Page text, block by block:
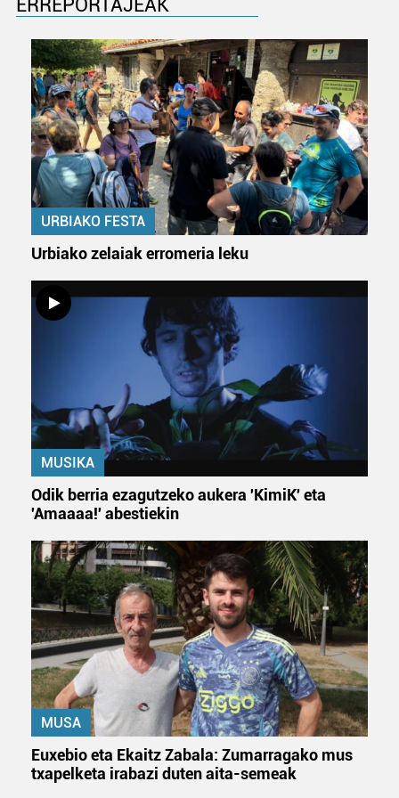
zure baimena Cookieen adierazpenean.
Webgune honek cookie propioak eta hirugarrenen cookie-
fitxategiak erabiltzen ditu. Zure esperientzia eta
zerbitzuak hobetzeko asmoz, cookie teknologiaz
baliatzen gara. Ohar hau onartuz gero, teknologia hori
erabiltzeko baimen esplizitua ematen diguzu.Gehiago
irakurri
ERREPORTAJEAK
URBIAKO FESTA
Urbiako zelaiak erromeria leku
MUSIKA
Odik berria ezagutzeko aukera 'KimiK' eta
'Amaaaa!' abestiekin
MUSA
Euxebio eta Ekaitz Zabala: Zumarragako mus
txapelketa irabazi duten aita-semeak